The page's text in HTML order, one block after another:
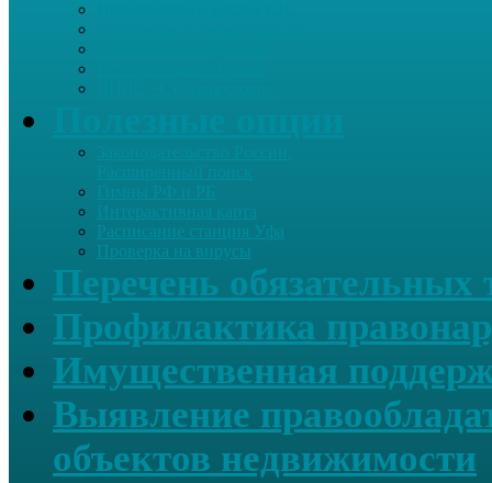
Интерактивная карта
Расписание станция Уфа
Проверка на вирусы
Перечень обязательных
Профилактика
Имущественная
Выявление
объектов недвижимости